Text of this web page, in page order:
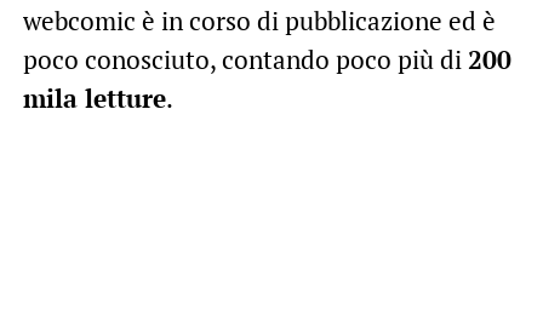
webcomic è in corso di pubblicazione ed è
poco conosciuto, contando poco più di200
mila letture.